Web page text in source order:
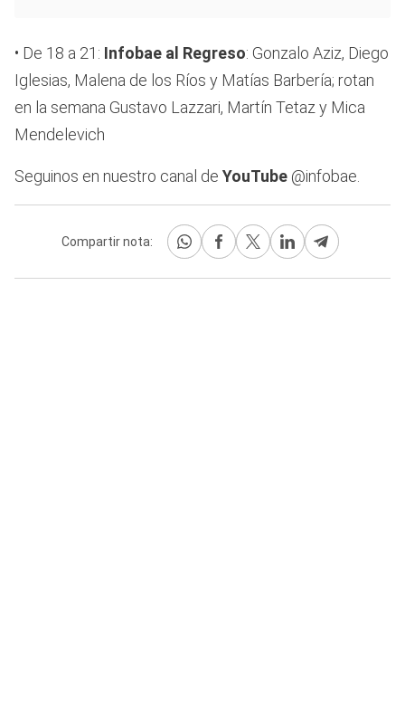
• De 18 a 21: Infobae al Regreso: Gonzalo Aziz, Diego
Iglesias, Malena de los Ríos y Matías Barbería; rotan
en la semana Gustavo Lazzari, Martín Tetaz y Mica
Mendelevich
Seguinos en nuestro canal de YouTube @infobae.
Compartir nota: